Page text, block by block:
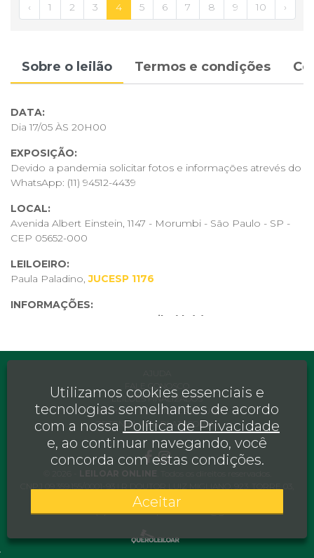
‹ 1 2 3 4 5 6 7 8 9 10 ›
Sobre o leilão Termos e condições
DATA:
Dia 17/05 ÀS 20H00
EXPOSIÇÃO:
Devido a pandemia solicitar fotos e informações atrevés do
WhatsApp: (11) 94512-4439
LOCAL:
Avenida Albert Einstein, 1147 - Morumbi - São Paulo - SP -
CEP 05652-000
LEILOEIRO:
Paula Paladino,JUCESP 1176
INFORMAÇÕES:
Atribuído(a)
numeração, nota, etc..
FALE CONOSCO
LEILÕES FINALIZADOS
TERMOS E CONDIÇÕES DE USO
OBTENHA UMA PLATAFORMA
JARDIM CABORE, SAO PAULO, SP, CEP 05711-001
CONTATO:(11) 94582-9771|leiloar.online@gmail.com
Utilizamos cookies essenciais e
tecnologias semelhantes de acordo
com a nossa Política de Privacidade
e, ao continuar navegando, você
concorda com estas condições.
Aceitar